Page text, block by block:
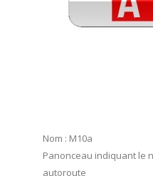
Nom : M10a
Panonceau indiquant le
autoroute